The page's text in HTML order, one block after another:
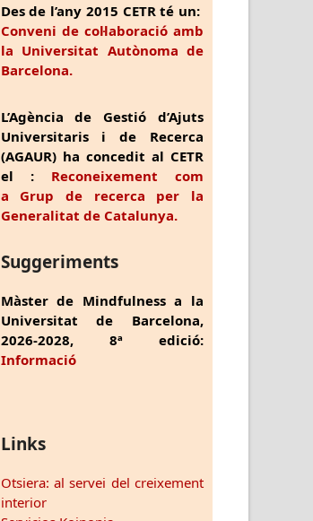
Des de l’any 2015 CETR té un:
Conveni de col·laboració amb
la Universitat Autònoma de
Barcelona.
L’Agència de Gestió d’Ajuts
Universitaris i de Recerca
(AGAUR) ha concedit al CETR
el : Reconeixement com
a Grup de recerca per la
Generalitat de Catalunya.
Suggeriments
Màster de Mindfulness a la
Universitat de Barcelona,
2026-2028, 8ª edició:
Informació
Links
Otsiera: al servei del creixement
interior